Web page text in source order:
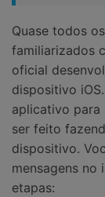
Quase todos
familiarizados
oficial
dispositivo
aplicativo para
ser feito
dispositivo.
mensagens no
etapas: